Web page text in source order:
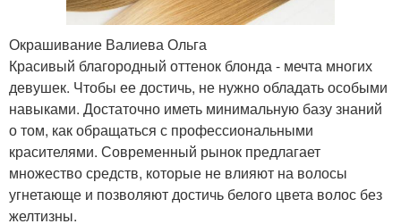
Окрашивание Валиева Ольга
Красивый благородный оттенок блонда - мечта многих
девушек. Чтобы ее достичь, не нужно обладать особыми
навыками. Достаточно иметь минимальную базу знаний
о том, как обращаться с профессиональными
красителями. Современный рынок предлагает
множество средств, которые не влияют на волосы
угнетающе и позволяют достичь белого цвета волос без
желтизны.